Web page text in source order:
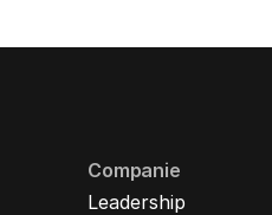
Companie
Leadership